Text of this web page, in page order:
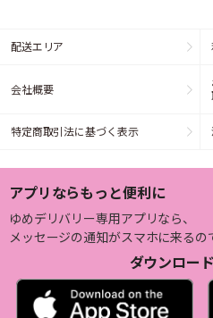
配送エリア
会社概要
特定商取引法に基づく表示
アプリならもっと便利に
ゆめデリバリー専用アプリなら、
メッセージの通知がスマホに来るの
ダウンロー